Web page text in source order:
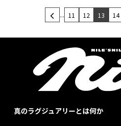
... 11 12 13 14
真のラグジュアリーとは何か